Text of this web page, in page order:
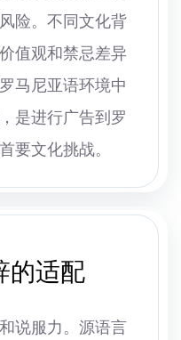
险。不同文化背
值观和禁忌差异
马尼亚语环境中
是进行广告到罗
要文化挑战。
的适配
说服力。源语言